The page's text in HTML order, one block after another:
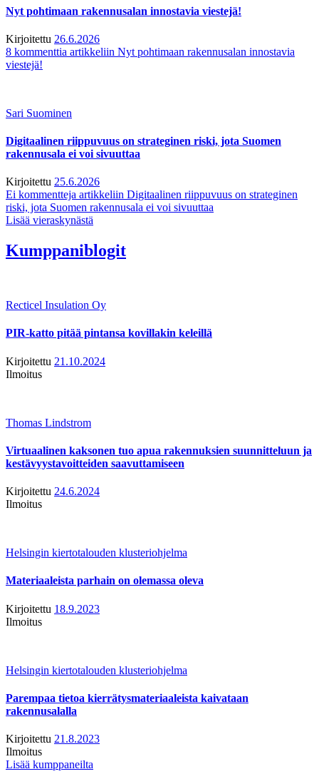
Nyt pohtimaan rakennusalan innostavia viestejä!
Kirjoitettu 26.6.2026
8 kommenttia artikkeliin Nyt pohtimaan rakennusalan innostavia
viestejä!
Sari Suominen
Digitaalinen riippuvuus on strateginen riski, jota Suomen
rakennusala ei voi sivuuttaa
Kirjoitettu 25.6.2026
Ei kommentteja artikkeliin Digitaalinen riippuvuus on strateginen
riski, jota Suomen rakennusala ei voi sivuuttaa
Lisää vieraskynästä
Kumppaniblogit
Recticel Insulation Oy
PIR-katto pitää pintansa kovillakin keleillä
Kirjoitettu 21.10.2024
Ilmoitus
Thomas Lindstrom
Virtuaalinen kaksonen tuo apua rakennuksien suunnitteluun ja
kestävyystavoitteiden saavuttamiseen
Kirjoitettu 24.6.2024
Ilmoitus
Helsingin kiertotalouden klusteriohjelma
Materiaaleista parhain on olemassa oleva
Kirjoitettu 18.9.2023
Ilmoitus
Helsingin kiertotalouden klusteriohjelma
Parempaa tietoa kierrätysmateriaaleista kaivataan
rakennusalalla
Kirjoitettu 21.8.2023
Ilmoitus
Lisää kumppaneilta